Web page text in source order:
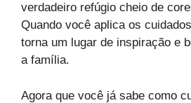
verdadeiro refúgio cheio de
Quando você aplica os
torna um lugar de inspiração e
a família.
Agora que você já sabe como